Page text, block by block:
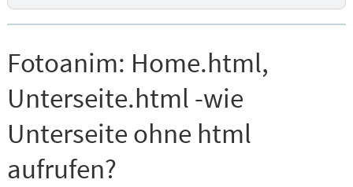
Fotoanim: Home.html,
Unterseite.html -wie
Unterseite ohne html
aufrufen?